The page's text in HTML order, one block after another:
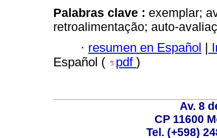
Palabras clave : exemplar;
retroalimentação; auto-
· resumen en Español |
Español (
pdf )
Av. 8
CP 11600
Tel. (+598)